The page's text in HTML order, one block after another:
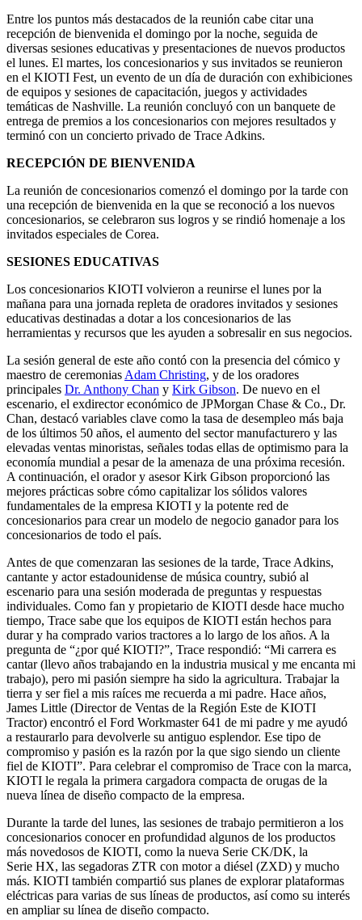
Entre los puntos más destacados de la reunión cabe citar una
recepción de bienvenida el domingo por la noche, seguida de
diversas sesiones educativas y presentaciones de nuevos productos
el lunes. El martes, los concesionarios y sus invitados se reunieron
en el KIOTI Fest, un evento de un día de duración con exhibiciones
de equipos y sesiones de capacitación, juegos y actividades
temáticas de Nashville. La reunión concluyó con un banquete de
entrega de premios a los concesionarios con mejores resultados y
terminó con un concierto privado de Trace Adkins.
RECEPCIÓN DE BIENVENIDA
La reunión de concesionarios comenzó el domingo por la tarde con
una recepción de bienvenida en la que se reconoció a los nuevos
concesionarios, se celebraron sus logros y se rindió homenaje a los
invitados especiales de Corea.
SESIONES EDUCATIVAS
Los concesionarios KIOTI volvieron a reunirse el lunes por la
mañana para una jornada repleta de oradores invitados y sesiones
educativas destinadas a dotar a los concesionarios de las
herramientas y recursos que les ayuden a sobresalir en sus negocios.
La sesión general de este año contó con la presencia del cómico y
maestro de ceremonias Adam Christing, y de los oradores
principales Dr. Anthony Chan y Kirk Gibson. De nuevo en el
escenario, el exdirector económico de JPMorgan Chase & Co., Dr.
Chan, destacó variables clave como la tasa de desempleo más baja
de los últimos 50 años, el aumento del sector manufacturero y las
elevadas ventas minoristas, señales todas ellas de optimismo para la
economía mundial a pesar de la amenaza de una próxima recesión.
A continuación, el orador y asesor Kirk Gibson proporcionó las
mejores prácticas sobre cómo capitalizar los sólidos valores
fundamentales de la empresa KIOTI y la potente red de
concesionarios para crear un modelo de negocio ganador para los
concesionarios de todo el país.
Antes de que comenzaran las sesiones de la tarde, Trace Adkins,
cantante y actor estadounidense de música country, subió al
escenario para una sesión moderada de preguntas y respuestas
individuales. Como fan y propietario de KIOTI desde hace mucho
tiempo, Trace sabe que los equipos de KIOTI están hechos para
durar y ha comprado varios tractores a lo largo de los años. A la
pregunta de “¿por qué KIOTI?”, Trace respondió: “Mi carrera es
cantar (llevo años trabajando en la industria musical y me encanta mi
trabajo), pero mi pasión siempre ha sido la agricultura. Trabajar la
tierra y ser fiel a mis raíces me recuerda a mi padre. Hace años,
James Little (Director de Ventas de la Región Este de KIOTI
Tractor) encontró el Ford Workmaster 641 de mi padre y me ayudó
a restaurarlo para devolverle su antiguo esplendor. Ese tipo de
compromiso y pasión es la razón por la que sigo siendo un cliente
fiel de KIOTI”. Para celebrar el compromiso de Trace con la marca,
KIOTI le regala la primera cargadora compacta de orugas de la
nueva línea de diseño compacto de la empresa.
Durante la tarde del lunes, las sesiones de trabajo permitieron a los
concesionarios conocer en profundidad algunos de los productos
más novedosos de KIOTI, como la nueva Serie CK/DK, la
Serie HX, las segadoras ZTR con motor a diésel (ZXD) y mucho
más. KIOTI también compartió sus planes de explorar plataformas
eléctricas para varias de sus líneas de productos, así como su interés
en ampliar su línea de diseño compacto.